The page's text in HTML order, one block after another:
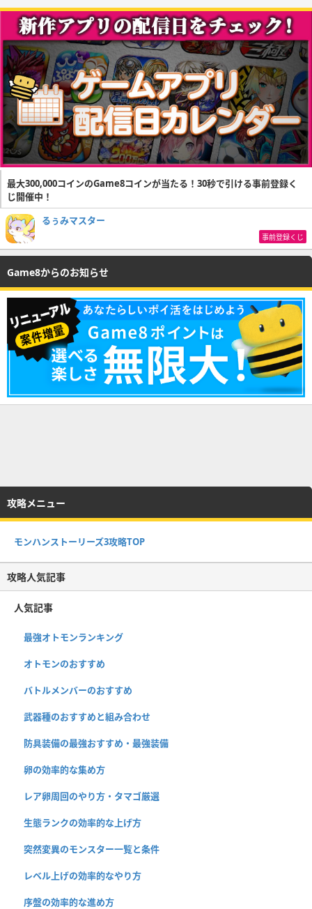
最大300,000コインのGame8コインが当たる！30秒で引ける事前登録く
じ開催中！
るぅみマスター
事前登録くじ
Game8からのお知らせ
攻略メニュー
モンハンストーリーズ3攻略TOP
攻略人気記事
人気記事
最強オトモンランキング
オトモンのおすすめ
バトルメンバーのおすすめ
武器種のおすすめと組み合わせ
防具装備の最強おすすめ・最強装備
卵の効率的な集め方
レア卵周回のやり方・タマゴ厳選
生態ランクの効率的な上げ方
突然変異のモンスター一覧と条件
レベル上げの効率的なやり方
序盤の効率的な進め方